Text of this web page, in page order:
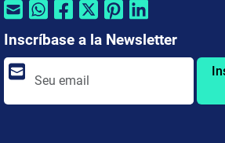
Inscríbase a la Newsletter